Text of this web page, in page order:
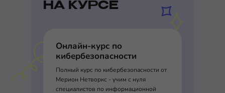
НА КУРСЕ
Онлайн-курс по
кибербезопасности
Полный курс по кибербезопасности от
Мерион Нетворкс - учим с нуля
специалистов по информационной